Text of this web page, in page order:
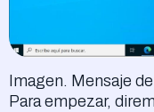
Imagen. Mensaje
Para empezar,